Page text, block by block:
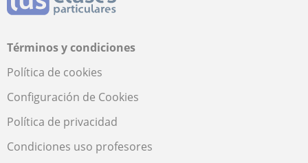
Términos y condiciones
Política de cookies
Configuración de Cookies
Política de privacidad
Condiciones uso profesores